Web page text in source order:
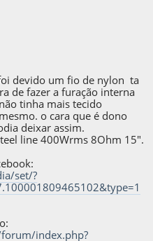
devido um fio de nylon ta
de fazer a furação interna
tinha mais tecido
o cara que é dono
deixar assim.
line 400Wrms 8Ohm 15".
set/?
index.php?